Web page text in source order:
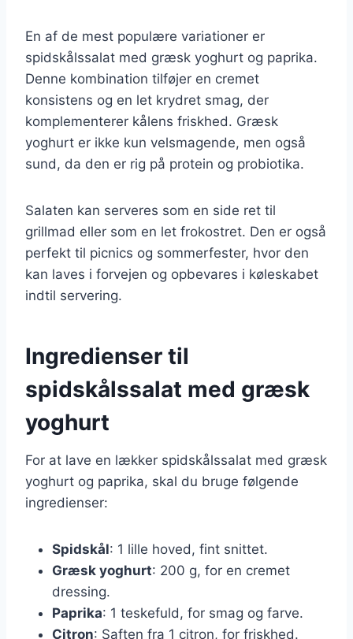
En af de mest populære variationer er
spidskålssalat med græsk yoghurt og paprika.
Denne kombination tilføjer en cremet
konsistens og en let krydret smag, der
komplementerer kålens friskhed. Græsk
yoghurt er ikke kun velsmagende, men også
sund, da den er rig på protein og probiotika.
Salaten kan serveres som en side ret til
grillmad eller som en let frokostret. Den er også
perfekt til picnics og sommerfester, hvor den
kan laves i forvejen og opbevares i køleskabet
indtil servering.
Ingredienser til
spidskålssalat med græsk
yoghurt
For at lave en lækker spidskålssalat med græsk
yoghurt og paprika, skal du bruge følgende
ingredienser:
Spidskål: 1 lille hoved, fint snittet.
Græsk yoghurt: 200 g, for en cremet
dressing.
Paprika: 1 teskefuld, for smag og farve.
Citron: Saften fra 1 citron, for friskhed.